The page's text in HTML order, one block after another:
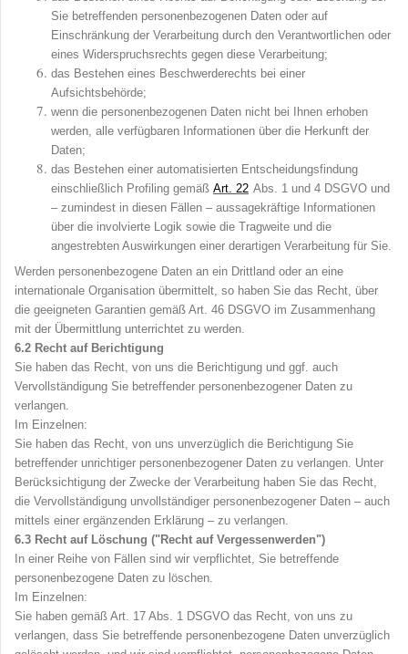
Sie betreffenden personenbezogenen Daten oder auf
Einschränkung der Verarbeitung durch den Verantwortlichen oder
eines Widerspruchsrechts gegen diese Verarbeitung;
das Bestehen eines Beschwerderechts bei einer
Aufsichtsbehörde;
wenn die personenbezogenen Daten nicht bei Ihnen erhoben
werden, alle verfügbaren Informationen über die Herkunft der
Daten;
das Bestehen einer automatisierten Entscheidungsfindung
einschließlich Profiling gemäß Art. 22 Abs. 1 und 4 DSGVO und
– zumindest in diesen Fällen – aussagekräftige Informationen
über die involvierte Logik sowie die Tragweite und die
angestrebten Auswirkungen einer derartigen Verarbeitung für Sie.
Werden personenbezogene Daten an ein Drittland oder an eine
internationale Organisation übermittelt, so haben Sie das Recht, über
die geeigneten Garantien gemäß Art. 46 DSGVO im Zusammenhang
mit der Übermittlung unterrichtet zu werden.
6.2 Recht auf Berichtigung
Sie haben das Recht, von uns die Berichtigung und ggf. auch
Vervollständigung Sie betreffender personenbezogener Daten zu
verlangen.
Im Einzelnen:
Sie haben das Recht, von uns unverzüglich die Berichtigung Sie
betreffender unrichtiger personenbezogener Daten zu verlangen. Unter
Berücksichtigung der Zwecke der Verarbeitung haben Sie das Recht,
die Vervollständigung unvollständiger personenbezogener Daten – auch
mittels einer ergänzenden Erklärung – zu verlangen.
6.3 Recht auf Löschung ("Recht auf Vergessenwerden")
In einer Reihe von Fällen sind wir verpflichtet, Sie betreffende
personenbezogene Daten zu löschen.
Im Einzelnen:
Sie haben gemäß Art. 17 Abs. 1 DSGVO das Recht, von uns zu
verlangen, dass Sie betreffende personenbezogene Daten unverzüglich